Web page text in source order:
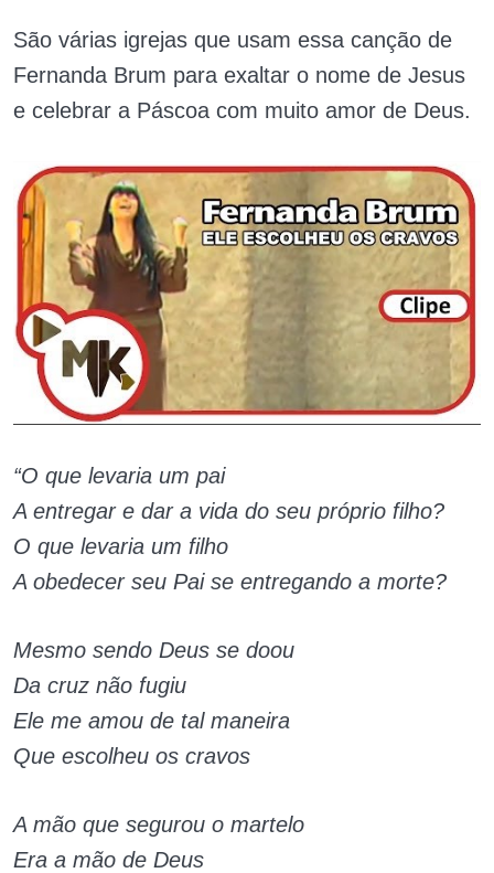
São várias igrejas que usam essa canção de
Fernanda Brum para exaltar o nome de Jesus
e celebrar a Páscoa com muito amor de Deus.
“O que levaria um pai
A entregar e dar a vida do seu próprio filho?
O que levaria um filho
A obedecer seu Pai se entregando a morte?
Mesmo sendo Deus se doou
Da cruz não fugiu
Ele me amou de tal maneira
Que escolheu os cravos
A mão que segurou o martelo
Era a mão de Deus